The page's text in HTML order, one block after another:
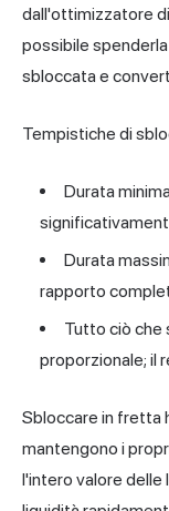
dall'ottimizzatore di
possibile
sbloccata e
Tempistiche di
Durata
Durata
rapporto
Tutto ciò che
proporzionale; il
Sbloccare in fretta
mantengono i
l'intero valore delle